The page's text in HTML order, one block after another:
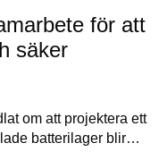
för att
säker
om att projektera ett
batterilager blir…